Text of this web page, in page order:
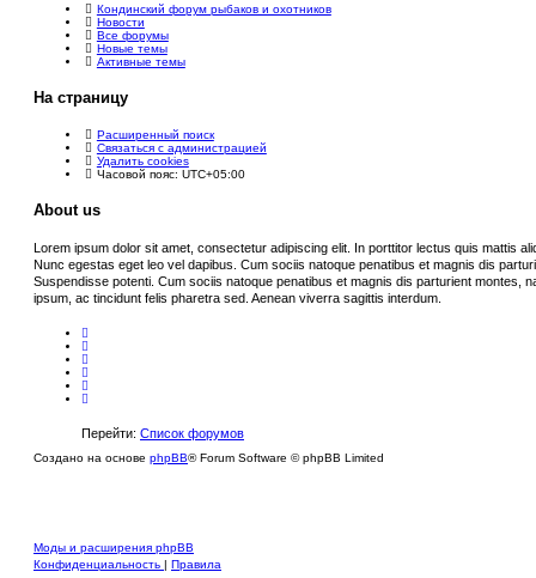
Кондинский форум рыбаков и охотников
Новости
Все форумы
Новые темы
Активные темы
На страницу
Расширенный поиск
Связаться с администрацией
Удалить cookies
Часовой пояс: UTC+05:00
About us
Lorem ipsum dolor sit amet, consectetur adipiscing elit. In porttitor lectus quis mattis
Nunc egestas eget leo vel dapibus. Cum sociis natoque penatibus et magnis dis
Suspendisse potenti. Cum sociis natoque penatibus et magnis dis parturient montes,
ipsum, ac tincidunt felis pharetra sed. Aenean viverra sagittis interdum.
Перейти: Список форумов
Создано на основе phpBB® Forum Software © phpBB Limited
Моды и расширения phpBB
Конфиденциальность | Правила